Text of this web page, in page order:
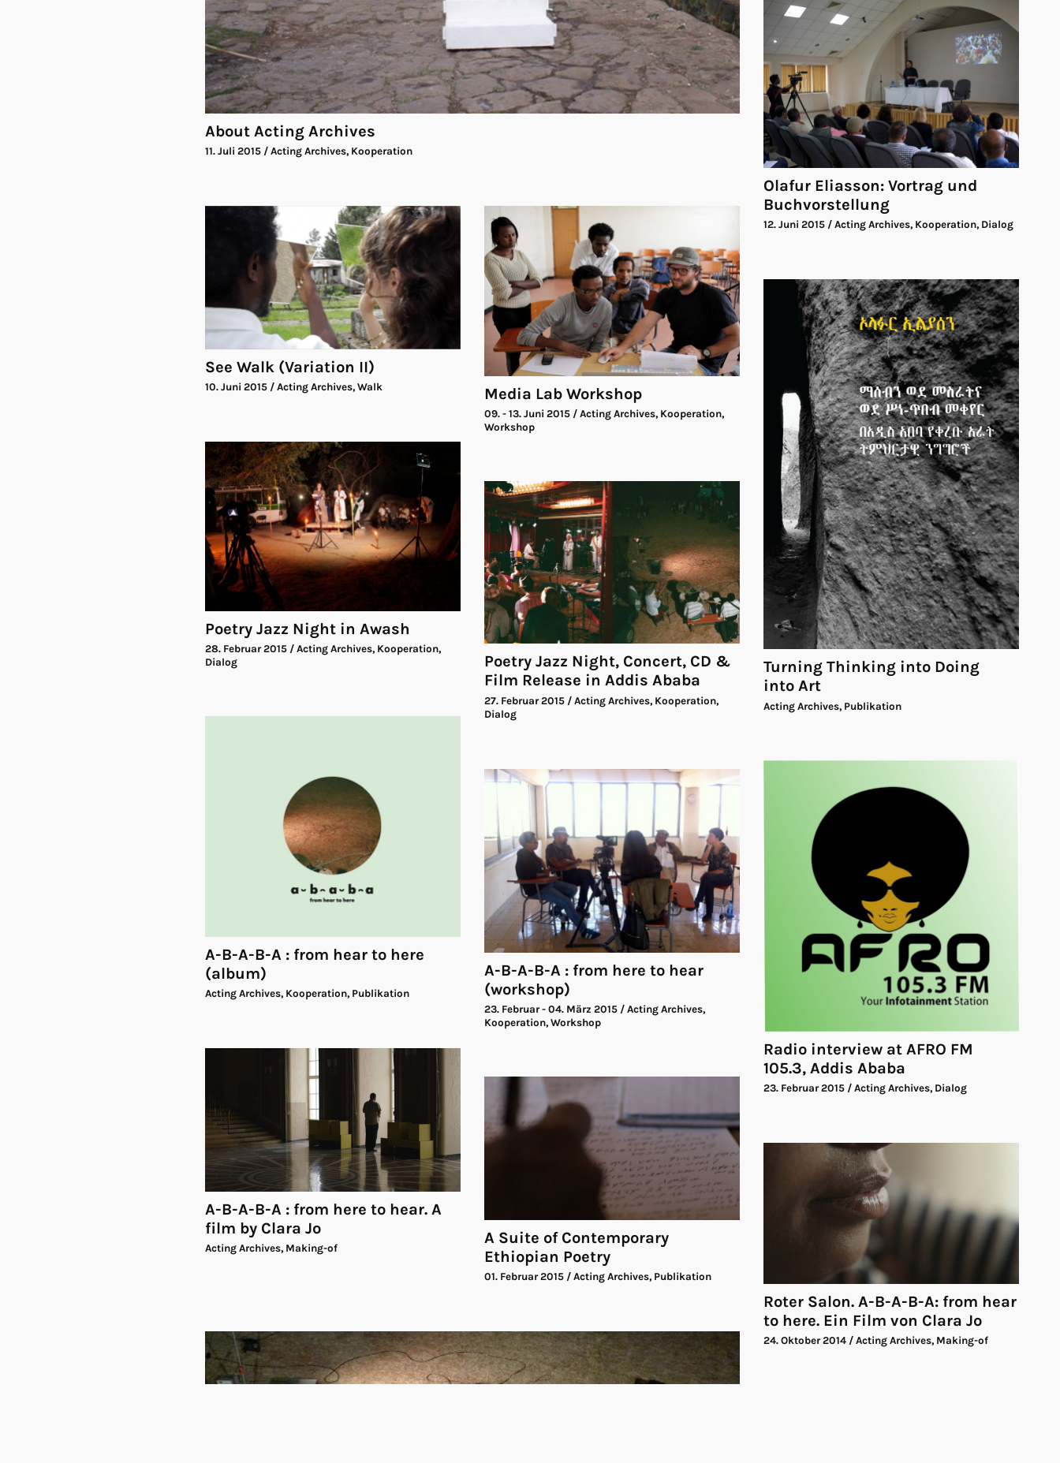
About Acting Archives
11. Juli 2015 / Acting Archives, Kooperation
Olafur Eliasson: Vortrag und
Buchvorstellung
12. Juni 2015 / Acting Archives, Kooperation, Dialog
See Walk (Variation II)
10. Juni 2015 / Acting Archives, Walk Media Lab Workshop
09. - 13. Juni 2015 / Acting Archives, Kooperation,
Workshop
Turning Thinking into Doing
into Art
Acting Archives, Publikation
Poetry Jazz Night in Awash
28. Februar 2015 / Acting Archives, Kooperation,
Dialog
Poetry Jazz Night, Concert, CD &
Film Release in Addis Ababa
27. Februar 2015 / Acting Archives, Kooperation,
Dialog
A-B-A-B-A : from hear to here
(album)
Acting Archives, Kooperation, Publikation
Radio interview at AFRO FM
105.3, Addis Ababa
23. Februar 2015 / Acting Archives, Dialog
A-B-A-B-A : from here to hear
(workshop)
23. Februar - 04. März 2015 / Acting Archives,
Kooperation, Workshop
A-B-A-B-A : from here to hear. A
film by Clara Jo
Acting Archives, Making-of
A Suite of Contemporary
Ethiopian Poetry
01. Februar 2015 / Acting Archives, Publikation
Roter Salon. A-B-A-B-A: from hear
to here. Ein Film von Clara Jo
24. Oktober 2014 / Acting Archives, Making-of